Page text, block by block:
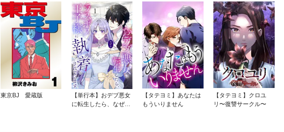
東京BJ 愛蔵版
【単行本】おデブ悪女
に転生したら、なぜか
【タテヨミ】あなたは
もういりません
【タテヨミ】クロユ
リ〜復讐サークル〜